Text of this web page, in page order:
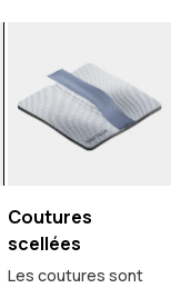
Coutures
scellées
Les coutures sont